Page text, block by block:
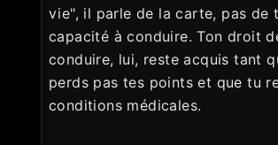
vie", il parle de la carte, pas de
capacité à conduire. Ton droit
conduire, lui, reste acquis tant
perds pas tes points et que tu
conditions médicales.